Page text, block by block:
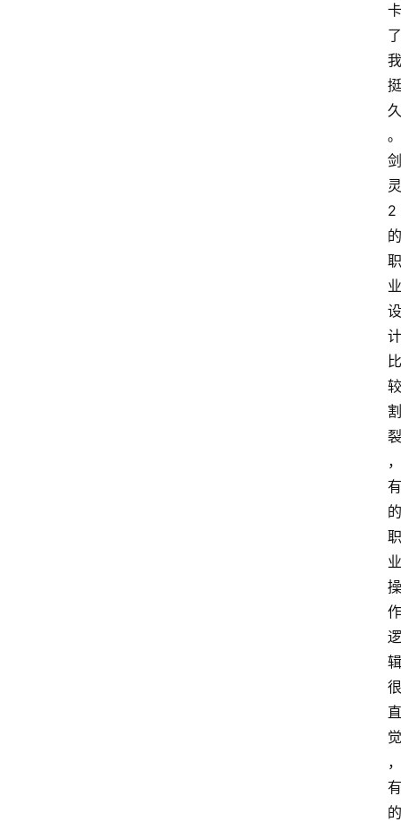
卡
了
我
挺
久
。
剑
灵
2
的
职
业
设
计
比
较
割
裂
，
有
的
职
业
操
作
逻
辑
很
直
觉
，
有
的